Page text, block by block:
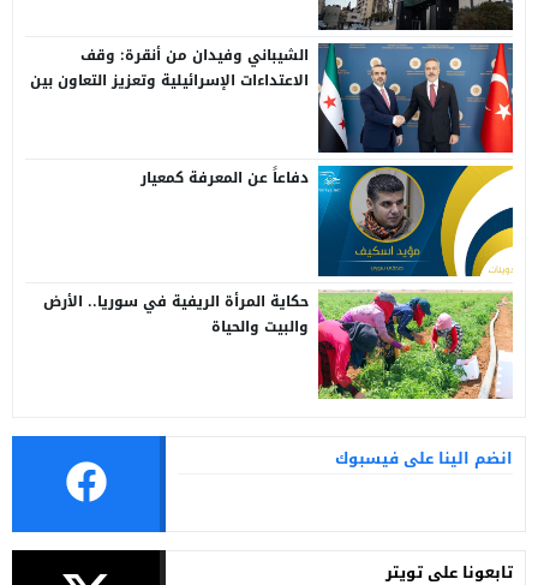
الشيباني وفيدان من أنقرة: وقف
الاعتداءات الإسرائيلية وتعزيز التعاون بين
دفاعاً عن المعرفة كمعيار
حكاية المرأة الريفية في سوريا.. الأرض
والبيت والحياة
انضم الينا على فيسبوك
تابعونا على تويتر